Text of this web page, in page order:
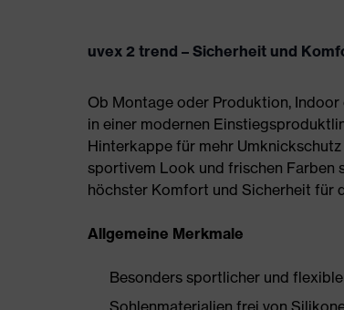
uvex 2 trend – Sicherheit und
Ob Montage oder Produktion,
in einer modernen
Hinterkappe für mehr
sportivem Look und frischen Farben
höchster Komfort und Sicherheit für
Allgemeine Merkmale
Besonders sportlicher und
Sohlenmaterialien frei von